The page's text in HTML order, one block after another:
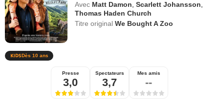
Avec Matt Damon,Scarlett Johansson,
Thomas Haden Church
Titre originalWe Bought A Zoo
Dès 10 ans
Presse
3,0
Spectateurs
3,7
Mes amis
--